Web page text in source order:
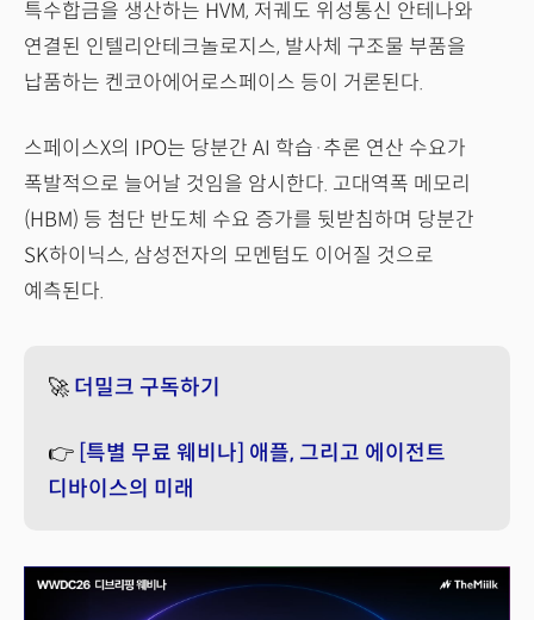
특수합금을 생산하는 HVM, 저궤도 위성통신 안테나와
연결된 인텔리안테크놀로지스, 발사체 구조물 부품을
납품하는 켄코아에어로스페이스 등이 거론된다.
스페이스X의 IPO는 당분간 AI 학습·추론 연산 수요가
폭발적으로 늘어날 것임을 암시한다. 고대역폭 메모리
(HBM) 등 첨단 반도체 수요 증가를 뒷받침하며 당분간
SK하이닉스, 삼성전자의 모멘텀도 이어질 것으로
예측된다.
🚀 더밀크 구독하기
👉 [특별 무료 웨비나] 애플, 그리고 에이전트
디바이스의 미래